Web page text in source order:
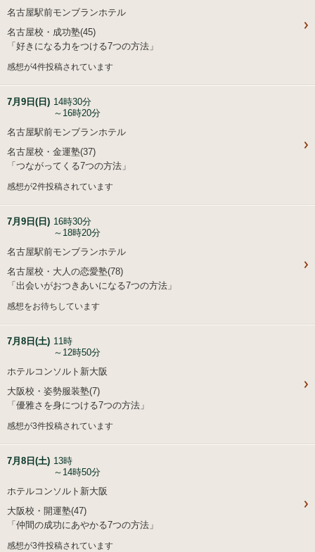
名古屋駅前モンブランホテル
名古屋校・成功塾(45)
「好きになる力をつける7つの方法」
感想が4件投稿されています
7月9日(日) 14時30分
～16時20分
名古屋駅前モンブランホテル
名古屋校・金運塾(37)
「つながってくる7つの方法」
感想が2件投稿されています
7月9日(日) 16時30分
～18時20分
名古屋駅前モンブランホテル
名古屋校・大人の恋愛塾(78)
「出会いがおつきあいになる7つの方法」
感想をお待ちしています
7月8日(土) 11時
～12時50分
ホテルコンソルト新大阪
大阪校・姿勢服装塾(7)
「優雅さを身につける7つの方法」
感想が3件投稿されています
7月8日(土) 13時
～14時50分
ホテルコンソルト新大阪
大阪校・開運塾(47)
「仲間の成功にあやかる7つの方法」
感想が3件投稿されています